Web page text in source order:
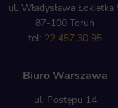
ul. Władysława Łokietka
87-100 Toruń
tel: 22 457 30 95
Biuro Warszawa
ul. Postępu 14